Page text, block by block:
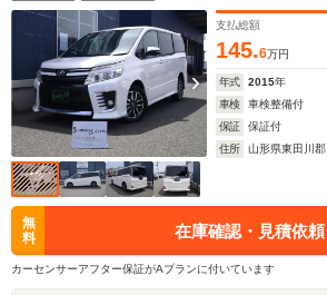
支払総額
145.6万円
年式 2015年
車検
車検整備付
保証
保証付
住所
山形県東田川郡
無
料
在庫確認・見積依頼
カーセンサーアフター保証がAプランに付いています